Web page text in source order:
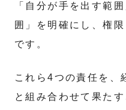
「自分が手を出す範
囲」を明確にし、権
です。
これら4つの責任を、
と組み合わせて果た